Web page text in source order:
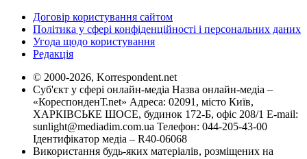
Договір користування сайтом
Політика у сфері конфіденційності і персональних даних
Угода щодо користування
Редакція
© 2000-2026, Korrespondent.net
Суб'єкт у сфері онлайн-медіа Назва онлайн-медіа –
«КореспонденТ.net» Адреса: 02091, місто Київ,
ХАРКІВСЬКЕ ШОСЕ, будинок 172-Б, офіс 208/1 E-mail:
sunlight@mediadim.com.ua Телефон: 044-205-43-00
Ідентифікатор медіа – R40-06068
Використання будь-яких матеріалів, розміщених на